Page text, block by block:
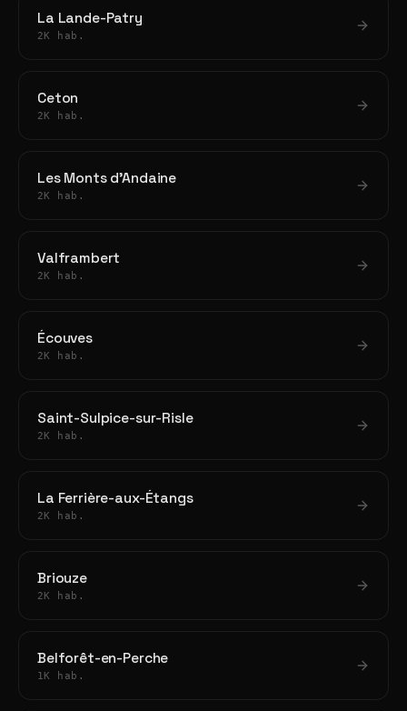
La Lande-Patry
2K hab.
Ceton
2K hab.
Les Monts d'Andaine
2K hab.
Valframbert
2K hab.
Écouves
2K hab.
Saint-Sulpice-sur-Risle
2K hab.
La Ferrière-aux-Étangs
2K hab.
Briouze
2K hab.
Belforêt-en-Perche
1K hab.